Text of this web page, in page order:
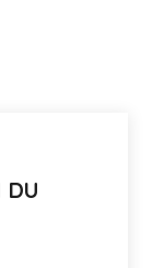
DU